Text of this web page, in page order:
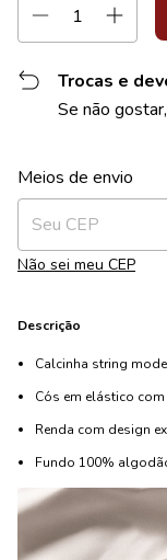
Trocas e
Se não
Entregas para o CEP:
Meios de envio
Não sei meu CEP
Descrição
Calcinha string
Cós em elástico
Renda com design
Fundo 100%